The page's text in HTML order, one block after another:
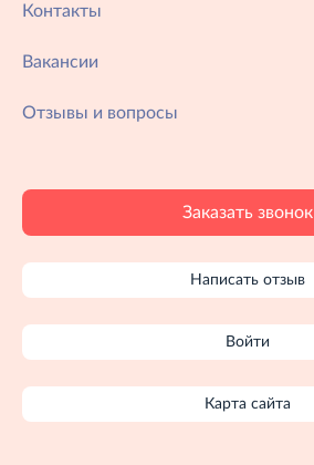
Контакты
Вакансии
Отзывы и вопросы
Заказать звонок
Написать отзыв
Войти
Карта сайта